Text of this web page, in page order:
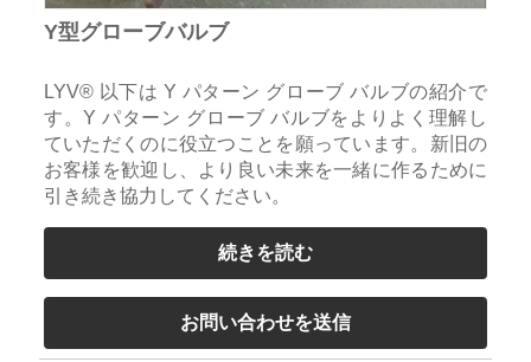
Y型グローブバルブ
LYV® 以下は Y パターン グローブ バルブの紹介で
す。Y パターン グローブ バルブをよりよく理解し
ていただくのに役立つことを願っています。新旧の
お客様を歓迎し、より良い未来を一緒に作るために
引き続き協力してください。
続きを読む
お問い合わせを送信